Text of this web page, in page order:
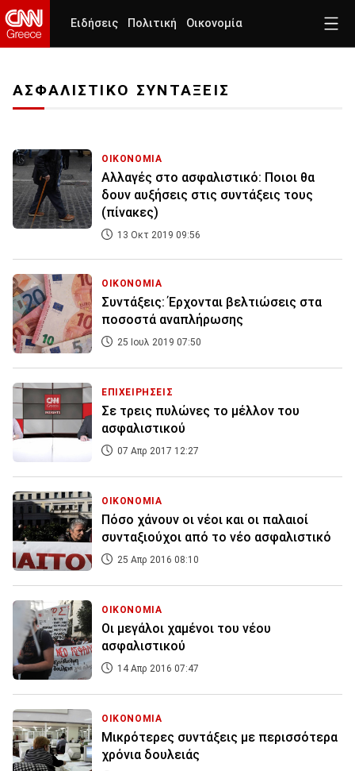
Ειδήσεις Πολιτική Οικονομία
ΑΣΦΑΛΙΣΤΙΚΟ ΣΥΝΤΑΞΕΙΣ
ΟΙΚΟΝΟΜΙΑ
Αλλαγές στο ασφαλιστικό: Ποιοι θα
δουν αυξήσεις στις συντάξεις τους
(πίνακες)
13 Οκτ 2019 09:56
ΟΙΚΟΝΟΜΙΑ
Συντάξεις: Έρχονται βελτιώσεις στα
ποσοστά αναπλήρωσης
25 Ιουλ 2019 07:50
ΕΠΙΧΕΙΡΗΣΕΙΣ
Σε τρεις πυλώνες το μέλλον του
ασφαλιστικού
07 Απρ 2017 12:27
ΟΙΚΟΝΟΜΙΑ
Πόσο χάνουν οι νέοι και οι παλαιοί
συνταξιούχοι από το νέο ασφαλιστικό
25 Απρ 2016 08:10
ΟΙΚΟΝΟΜΙΑ
Οι μεγάλοι χαμένοι του νέου
ασφαλιστικού
14 Απρ 2016 07:47
ΟΙΚΟΝΟΜΙΑ
Μικρότερες συντάξεις με περισσότερα
χρόνια δουλειάς